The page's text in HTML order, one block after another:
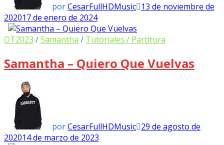
porCesarFullHDMusic 13 de noviembre de
202017 de enero de 2024
OT2023 /Samantha / Tutoriales / Partitura
Samantha – Quiero Que Vuelvas
porCesarFullHDMusic 29 de agosto de
202014 de marzo de 2023